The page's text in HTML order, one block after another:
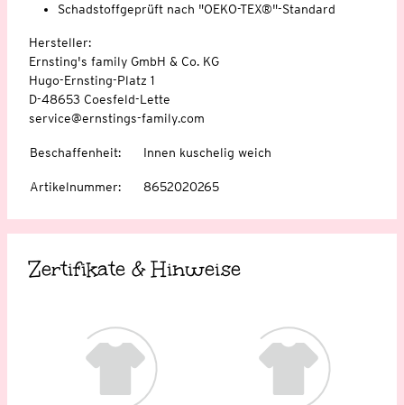
Schadstoffgeprüft nach "OEKO-TEX®"-Standard
Hersteller:
Ernsting's family GmbH & Co. KG
Hugo-Ernsting-Platz 1
D-48653 Coesfeld-Lette
service@ernstings-family.com
Beschaffenheit: Innen kuschelig weich
Artikelnummer: 8652020265
Zertifikate & Hinweise